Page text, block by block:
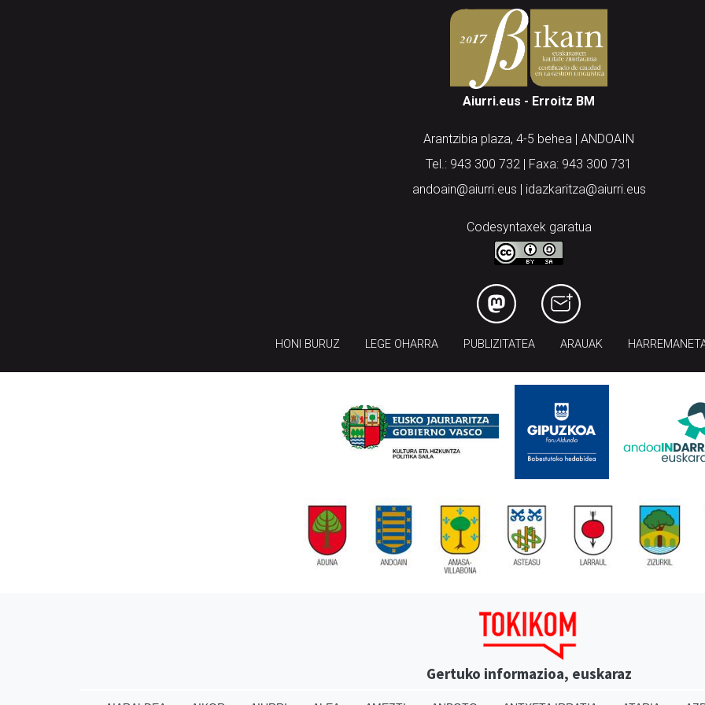
Aiurri.eus - Erroitz BM
Arantzibia plaza, 4-5 behea | ANDOAIN
Tel.: 943 300 732 | Faxa: 943 300 731
andoain@aiurri.eus | idazkaritza@aiurri.eus
Codesyntaxek garatua
HONI BURUZ LEGE OHARRA PUBLIZITATEA ARAUAK
Gertuko informazioa, euskaraz